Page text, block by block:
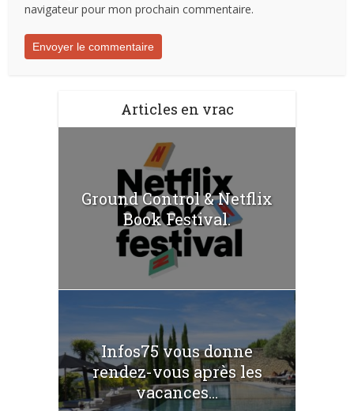
navigateur pour mon prochain commentaire.
Articles en vrac
Ground Control & Netflix
Book Festival.
Infos75 vous donne
rendez-vous après les
vacances...